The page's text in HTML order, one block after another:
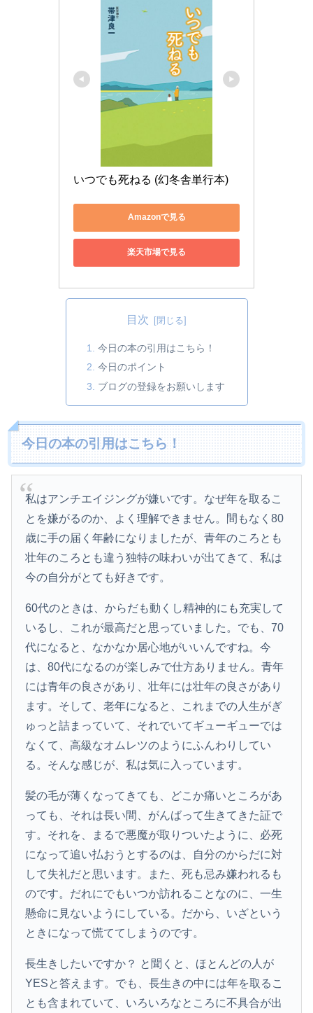
いつでも死ねる (幻冬舎単行本)
Amazonで見る
楽天市場で見る
目次
今日の本の引用はこちら！
今日のポイント
ブログの登録をお願いします
今日の本の引用はこちら！
私はアンチエイジングが嫌いです。なぜ年を取るこ
とを嫌がるのか、よく理解できません。間もなく80
歳に手の届く年齢になりましたが、青年のころとも
壮年のころとも違う独特の味わいが出てきて、私は
今の自分がとても好きです。
60代のときは、からだも動くし精神的にも充実して
いるし、これが最高だと思っていました。でも、70
代になると、なかなか居心地がいいんですね。今
は、80代になるのが楽しみで仕方ありません。青年
には青年の良さがあり、壮年には壮年の良さがあり
ます。そして、老年になると、これまでの人生がぎ
ゅっと詰まっていて、それでいてギューギューでは
なくて、高級なオムレツのようにふんわりしてい
る。そんな感じが、私は気に入っています。
髪の毛が薄くなってきても、どこか痛いところがあ
っても、それは長い間、がんばって生きてきた証で
す。それを、まるで悪魔が取りついたように、必死
になって追い払おうとするのは、自分のからだに対
して失礼だと思います。また、死も忌み嫌われるも
のです。だれにでもいつか訪れることなのに、一生
懸命に見ないようにしている。だから、いざという
ときになって慌ててしまうのです。
長生きしたいですか？ と聞くと、ほとんどの人が
YESと答えます。でも、長生きの中には年を取るこ
とも含まれていて、いろいろなところに不具合が出